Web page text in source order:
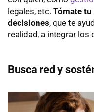
legales, etc. Tómate tu
decisiones, que te
realidad, a integrar los
Busca red y